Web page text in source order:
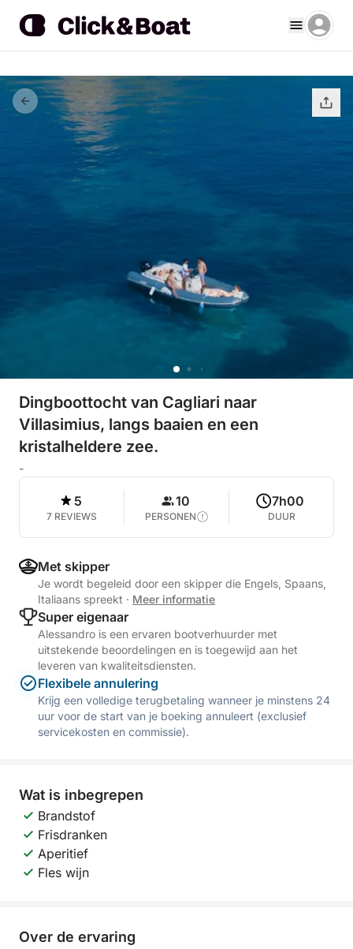
Dingboottocht van Cagliari naar
Villasimius, langs baaien en een
kristalheldere zee.
-
5
7 REVIEWS
10
PERSONEN
7h00
DUUR
Met skipper
Je wordt begeleid door een skipper die Engels, Spaans,
Italiaans spreekt · Meer informatie
Super eigenaar
Alessandro is een ervaren bootverhuurder met
uitstekende beoordelingen en is toegewijd aan het
leveren van kwaliteitsdiensten.
Flexibele annulering
Krijg een volledige terugbetaling wanneer je minstens 24
uur voor de start van je boeking annuleert (exclusief
servicekosten en commissie).
Wat is inbegrepen
Brandstof
Frisdranken
Aperitief
Fles wijn
Over de ervaring